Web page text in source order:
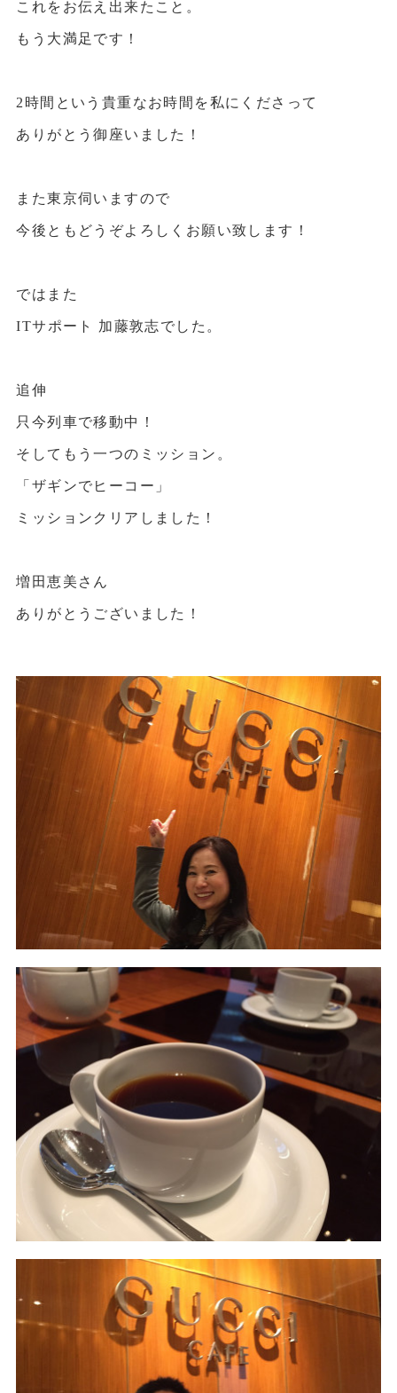
これをお伝え出来たこと。
もう大満足です！
2時間という貴重なお時間を私にくださって
ありがとう御座いました！
また東京伺いますので
今後ともどうぞよろしくお願い致します！
ではまた
ITサポート 加藤敦志でした。
追伸
只今列車で移動中！
そしてもう一つのミッション。
「ザギンでヒーコー」
ミッションクリアしました！
増田恵美さん
ありがとうございました！